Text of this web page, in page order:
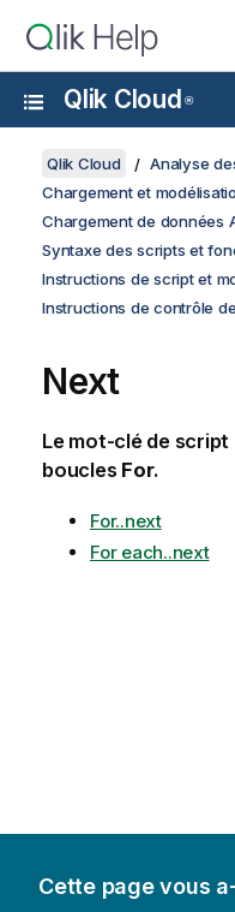
Qlik Cloud ®
Qlik Cloud
Analyse
Chargement et
Chargement de données
Syntaxe des scripts et
Instructions de script et
Instructions de contrôle
Next
Le mot-clé de script
boucles For.
For..next
For each..next
Cette page vous